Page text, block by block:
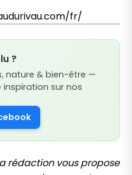
fr/
?
nature & bien-être —
sur nos
rédaction vous propose